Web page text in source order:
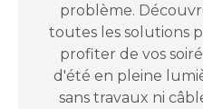
problème.
toutes les solutions
profiter de vos
d'été en pleine
sans travaux ni